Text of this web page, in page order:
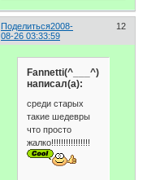
Поделиться 12
2008-
08-26 03:33:59
Fannetti(^___^)
написал(а):
среди старых
такие шедевры
что просто
жалко!!!!!!!!!!!!!!!!